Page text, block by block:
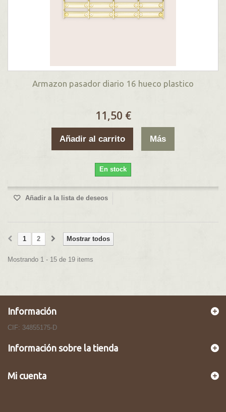
Armazon pasador diario 16 hueco plastico
11,50 €
Añadir al carrito Más
En stock
Añadir a la lista de deseos
Mostrar todos
1 2
Mostrando 1 - 15 de 19 items
Información
CIF: 34855175-D
Información sobre la tienda
Mi cuenta